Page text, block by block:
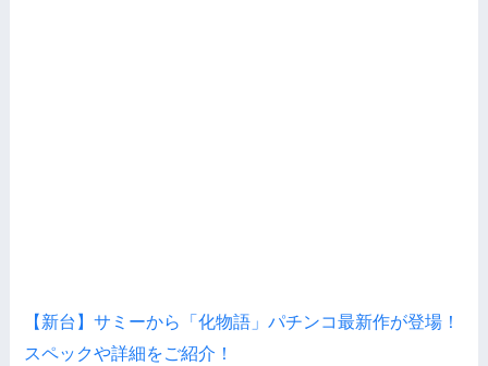
【新台】サミーから「化物語」パチンコ最新作が登場！
スペックや詳細をご紹介！